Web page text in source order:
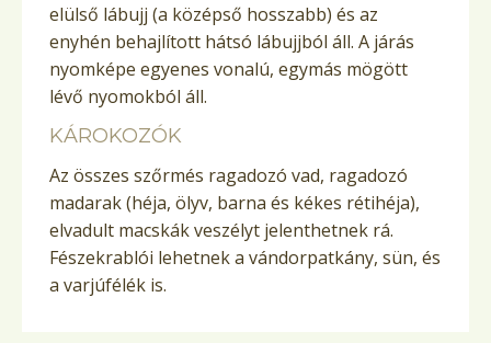
elülső lábujj (a középső hosszabb) és az
enyhén behajlított hátsó lábujjból áll. A járás
nyomképe egyenes vonalú, egymás mögött
lévő nyomokból áll.
KÁROKOZÓK
Az összes szőrmés ragadozó vad, ragadozó
madarak (héja, ölyv, barna és kékes rétihéja),
elvadult macskák veszélyt jelenthetnek rá.
Fészekrablói lehetnek a vándorpatkány, sün, és
a varjúfélék is.